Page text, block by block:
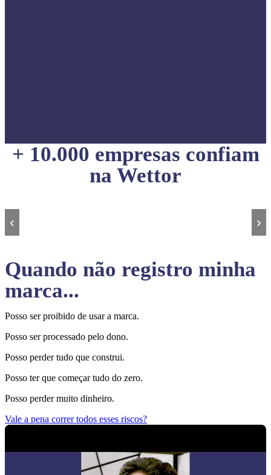
+ 10.000 empresas confiam
na Wettor
‹ ›
Quando não registro minha
marca...
Posso ser proibido de usar a marca.
Posso ser processado pelo dono.
Posso perder tudo que construi.
Posso ter que começar tudo do zero.
Posso perder muito dinheiro.
Vale a pena correr todos esses riscos?